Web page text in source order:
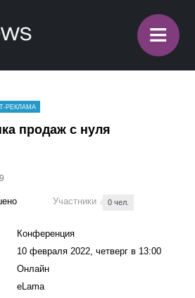
≡
РЕКЛАМА
продаж с нуля
Участники 0 чел.
Конференция
10 февраля 2022, четверг в 13:00
Онлайн
eLama